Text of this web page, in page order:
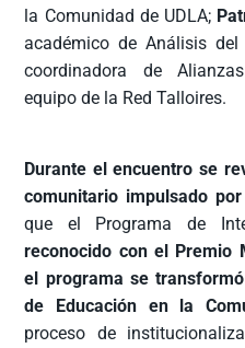
la Comunidad de UDLA;
académico de Análisis del
coordinadora de
equipo de la Red Talloires.
Durante el encuentro se
comunitario impulsado
que el Programa de
reconocido con el Premio
el programa se
de Educación en la
proceso de